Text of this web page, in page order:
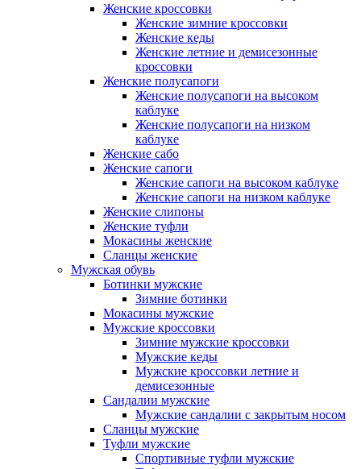
Женские кроссовки
Женские зимние кроссовки
Женские кеды
Женские летние и демисезонные
кроссовки
Женские полусапоги
Женские полусапоги на высоком
каблуке
Женские полусапоги на низком
каблуке
Женские сабо
Женские сапоги
Женские сапоги на высоком каблуке
Женские сапоги на низком каблуке
Женские слипоны
Женские туфли
Мокасины женские
Сланцы женские
Мужская обувь
Ботинки мужские
Зимние ботинки
Мокасины мужские
Мужские кроссовки
Зимние мужские кроссовки
Мужские кеды
Мужские кроссовки летние и
демисезонные
Сандалии мужские
Мужские сандалии с закрытым носом
Сланцы мужские
Туфли мужские
Спортивные туфли мужские